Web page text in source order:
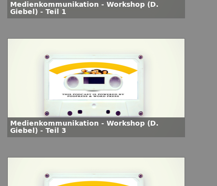
Medienkommunikation - Workshop (D.
Giebel) - Teil 1
Medienkommunikation - Workshop (D.
Giebel) - Teil 3